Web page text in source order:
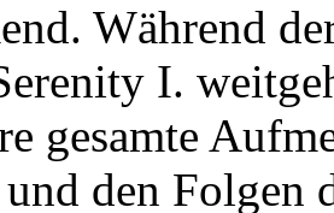
Während
I.
gesamte
den Folgen